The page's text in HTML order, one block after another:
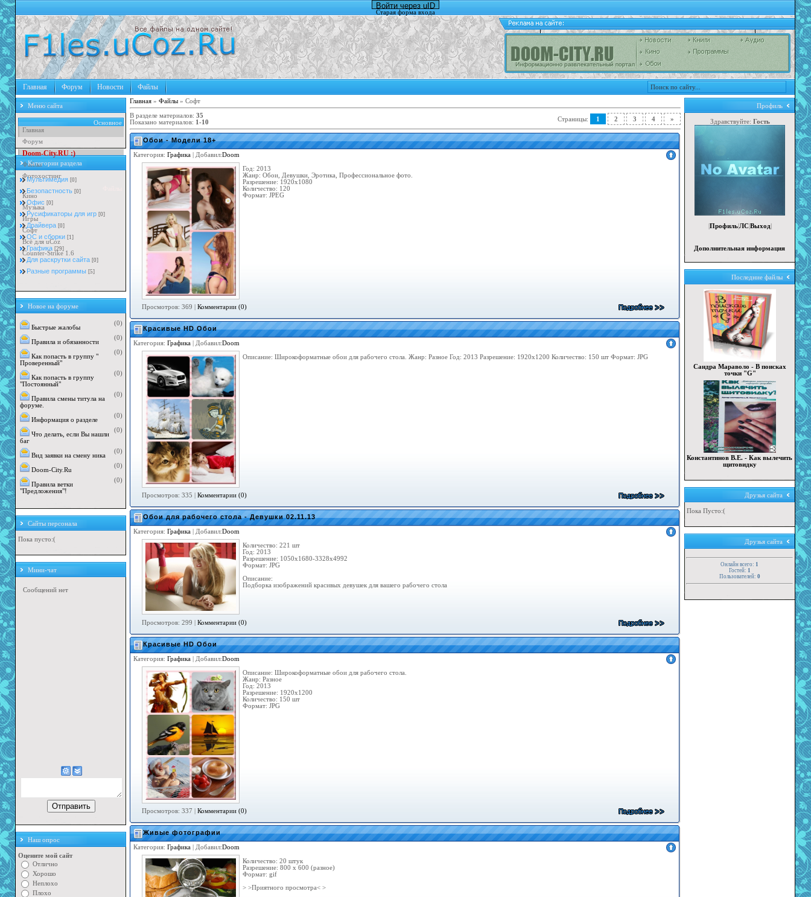
Войти через uID
Старая форма входа
Файлы
Новости
Форум
Главная
Меню сайта
Основное
Главная
Форум
Doom-City.RU :)
Файлы
Фотохостинг
Кино
Музыка
Игры
Софт
Всё для uCoz
Counter-Strike 1.6
Категории раздела
Мультимедия [0]
Безопастность [0]
Офис [0]
Русификаторы для игр [0]
Драйвера [0]
ОС и сборки [1]
Графика [29]
Для раскрутки сайта [0]
Разные программы [5]
Новое на форуме
Быстрые жалобы
(0)
Правила и обязанности
(0)
Как попасть в группу "
Проверенный"
(0)
Как попасть в группу
"Постоянный"
(0)
Правила смены титула на
форуме.
(0)
Информация о разделе
(0)
Что делать, если Вы нашли
баг
(0)
Вид заявки на смену ника
(0)
Doom-City.Ru
(0)
Правила ветки
"Предложения"!
(0)
Сайты персонала
Пока пусто:(
Мини-чат
Наш опрос
Оцените мой сайт
Отлично
Хорошо
Неплохо
Плохо
Главная » Файлы » Софт
В разделе материалов: 35
Показано материалов: 1-10 Страницы: 1 2 3 4 »
Обои - Модели 18+
Категория: Графика | Добавил:Doom
Год: 2013
Жанр: Обои, Девушки, Эротика, Профессиональное фото.
Разрешение: 1920х1080
Количество: 120
Формат: JPEG
Просмотров: 369 | Комментарии (0)
Красивые HD Обои
Категория: Графика | Добавил:Doom
Описание: Широкоформатные обои для рабочего стола. Жанр: Разное Год: 2013 Разрешение: 1920х1200 Количество: 150 шт Формат: JPG
Просмотров: 335 | Комментарии (0)
Обои для рабочего стола - Девушки 02.11.13
Категория: Графика | Добавил:Doom
Количество: 221 шт
Год: 2013
Разрешение: 1050x1680-3328x4992
Формат: JPG
Описание:
Подборка изображений красивых девушек для вашего рабочего стола
Просмотров: 299 | Комментарии (0)
Красивые HD Обои
Категория: Графика | Добавил:Doom
Описание: Широкоформатные обои для рабочего стола.
Жанр: Разное
Год: 2013
Разрешение: 1920х1200
Количество: 150 шт
Формат: JPG
Просмотров: 337 | Комментарии (0)
Живые фотографии
Категория: Графика | Добавил:Doom
Количество: 20 штук
Разрешение: 800 х 600 (разное)
Формат: gif
> >Приятного просмотра< >
Профиль
Здравствуйте: Гость
|Профиль|ЛС|Выход|
Дополнительная информация
Последние файлы
Сандра Мараволо - В поисках
точки "G"
Константинов В.Е. - Как вылечить
щитовидку
Друзья сайта
Пока Пусто:(
Друзья сайта
Онлайн всего: 1
Гостей: 1
Пользователей: 0